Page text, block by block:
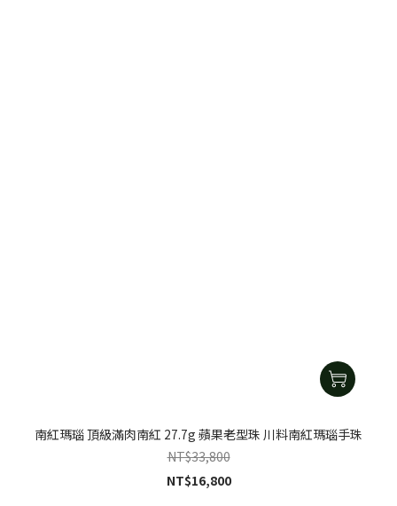
南紅瑪瑙 頂級滿肉南紅 27.7g 蘋果老型珠 川料南紅瑪瑙手珠
NT$33,800
NT$16,800